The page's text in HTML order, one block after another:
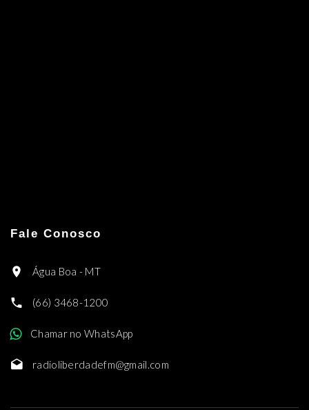
Fale Conosco
Água Boa - MT
(66) 3468-1200
Chamar no WhatsApp
radioliberdadefm@gmail.com